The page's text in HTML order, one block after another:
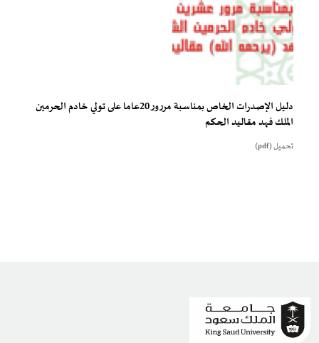
دليل الإصدرات الخاص بمناسبة مررور 20عاما على تولي خادم الحرمين
الملك فهد مقاليد الحكم
تحميل (pdf)